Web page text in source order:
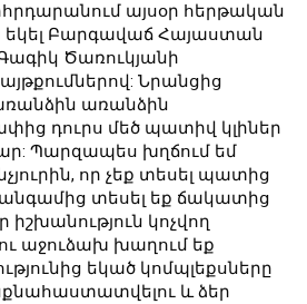
այսօր հերթական
եկել Բարգավաճ Հայաստան
Ծառուկյանի
Նրանցից
առանձին
դուրս մեծ պատիվ կլիներ
Պարզապես խղճում եմ
որ չեք տեսել պատից
տեսել եք ճակատից
կոչվող
աջուձախ խաղում եք
եկած կոմպլեքսները
և ձեր